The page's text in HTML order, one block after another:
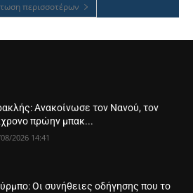
περισσοτέρων
Ανακοίνωσε τον Νανού, τον
πρώην μπακ...
2026 14:41
Οι συνήθειες οδήγησης που το